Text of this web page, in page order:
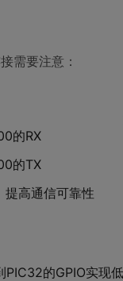
需要注意：
的RX
的TX
提高通信可靠性
的GPIO实现低